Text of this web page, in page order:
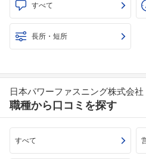
すべて
長所・短所
日本パワーファスニング株式会社
職種から口コミを探す
すべて